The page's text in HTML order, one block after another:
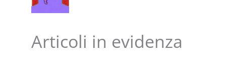
Articoli in evidenza